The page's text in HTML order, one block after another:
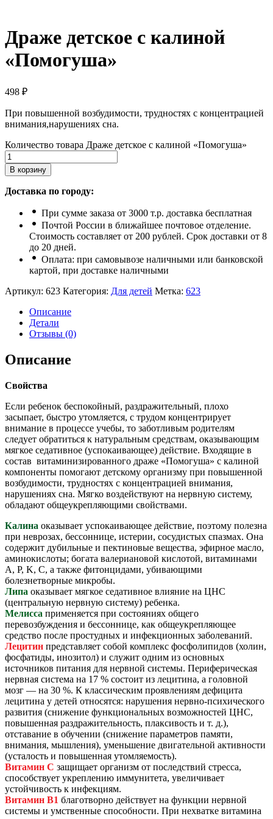
Драже детское с калиной
«Помогуша»
498 ₽
При повышенной возбудимости, трудностях с концентрацией
внимания,нарушениях сна.
Количество товара Драже детское с калиной «Помогуша»
В корзину
Доставка по городу:
При сумме заказа от 3000 т.р. доставка бесплатная
Почтой России в ближайшее почтовое отделение.
Стоимость составляет от 200 рублей. Срок доставки от 8
до 20 дней.
Оплата: при самовывозе наличными или банковской
картой, при доставке наличными
Артикул: 623 Категория: Для детей Метка: 623
Описание
Детали
Отзывы (0)
Описание
Свойства
Если ребенок беспокойный, раздражительный, плохо
засыпает, быстро утомляется, с трудом концентрирует
внимание в процессе учебы, то заботливым родителям
следует обратиться к натуральным средствам, оказывающим
мягкое седативное (успокаивающее) действие. Входящие в
состав витаминизированного драже «Помогуша» с калиной
компоненты помогают детскому организму при повышенной
возбудимости, трудностях с концентрацией внимания,
нарушениях сна. Мягко воздействуют на нервную систему,
обладают общеукрепляющими свойствами.
Калина оказывает успокаивающее действие, поэтому полезна
при неврозах, бессоннице, истерии, сосудистых спазмах. Она
содержит дубильные и пектиновые вещества, эфирное масло,
аминокислоты; богата валериановой кислотой, витаминами
A, P, K, С, а также фитонцидами, убивающими
болезнетворные микробы.
Липа оказывает мягкое седативное влияние на ЦНС
(центральную нервную систему) ребенка.
Мелисса применяется при состояниях общего
перевозбуждения и бессоннице, как общеукрепляющее
средство после простудных и инфекционных заболеваний.
Лецитин представляет собой комплекс фосфолипидов (холин,
фосфатиды, инозитол) и служит одним из основных
источников питания для нервной системы. Периферическая
нервная система на 17 % состоит из лецитина, а головной
мозг — на 30 %. К классическим проявлениям дефицита
лецитина у детей относятся: нарушения нервно-психического
развития (снижение функциональных возможностей ЦНС,
повышенная раздражительность, плаксивость и т. д.),
отставание в обучении (снижение параметров памяти,
внимания, мышления), уменьшение двигательной активности
(усталость и повышенная утомляемость).
Витамин С защищает организм от последствий стресса,
способствует укреплению иммунитета, увеличивает
устойчивость к инфекциям.
Витамин В1 благотворно действует на функции нервной
системы и умственные способности. При нехватке витамина